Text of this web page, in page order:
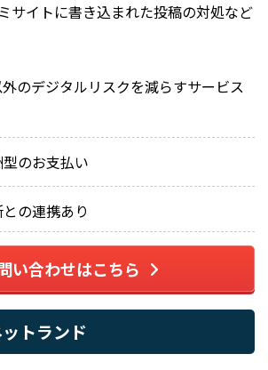
サイトに書き込まれた投稿の対処など
のデジタルリスクを減らすサービス
のお支払い
の連携あり
い合わせはこちら
トランド